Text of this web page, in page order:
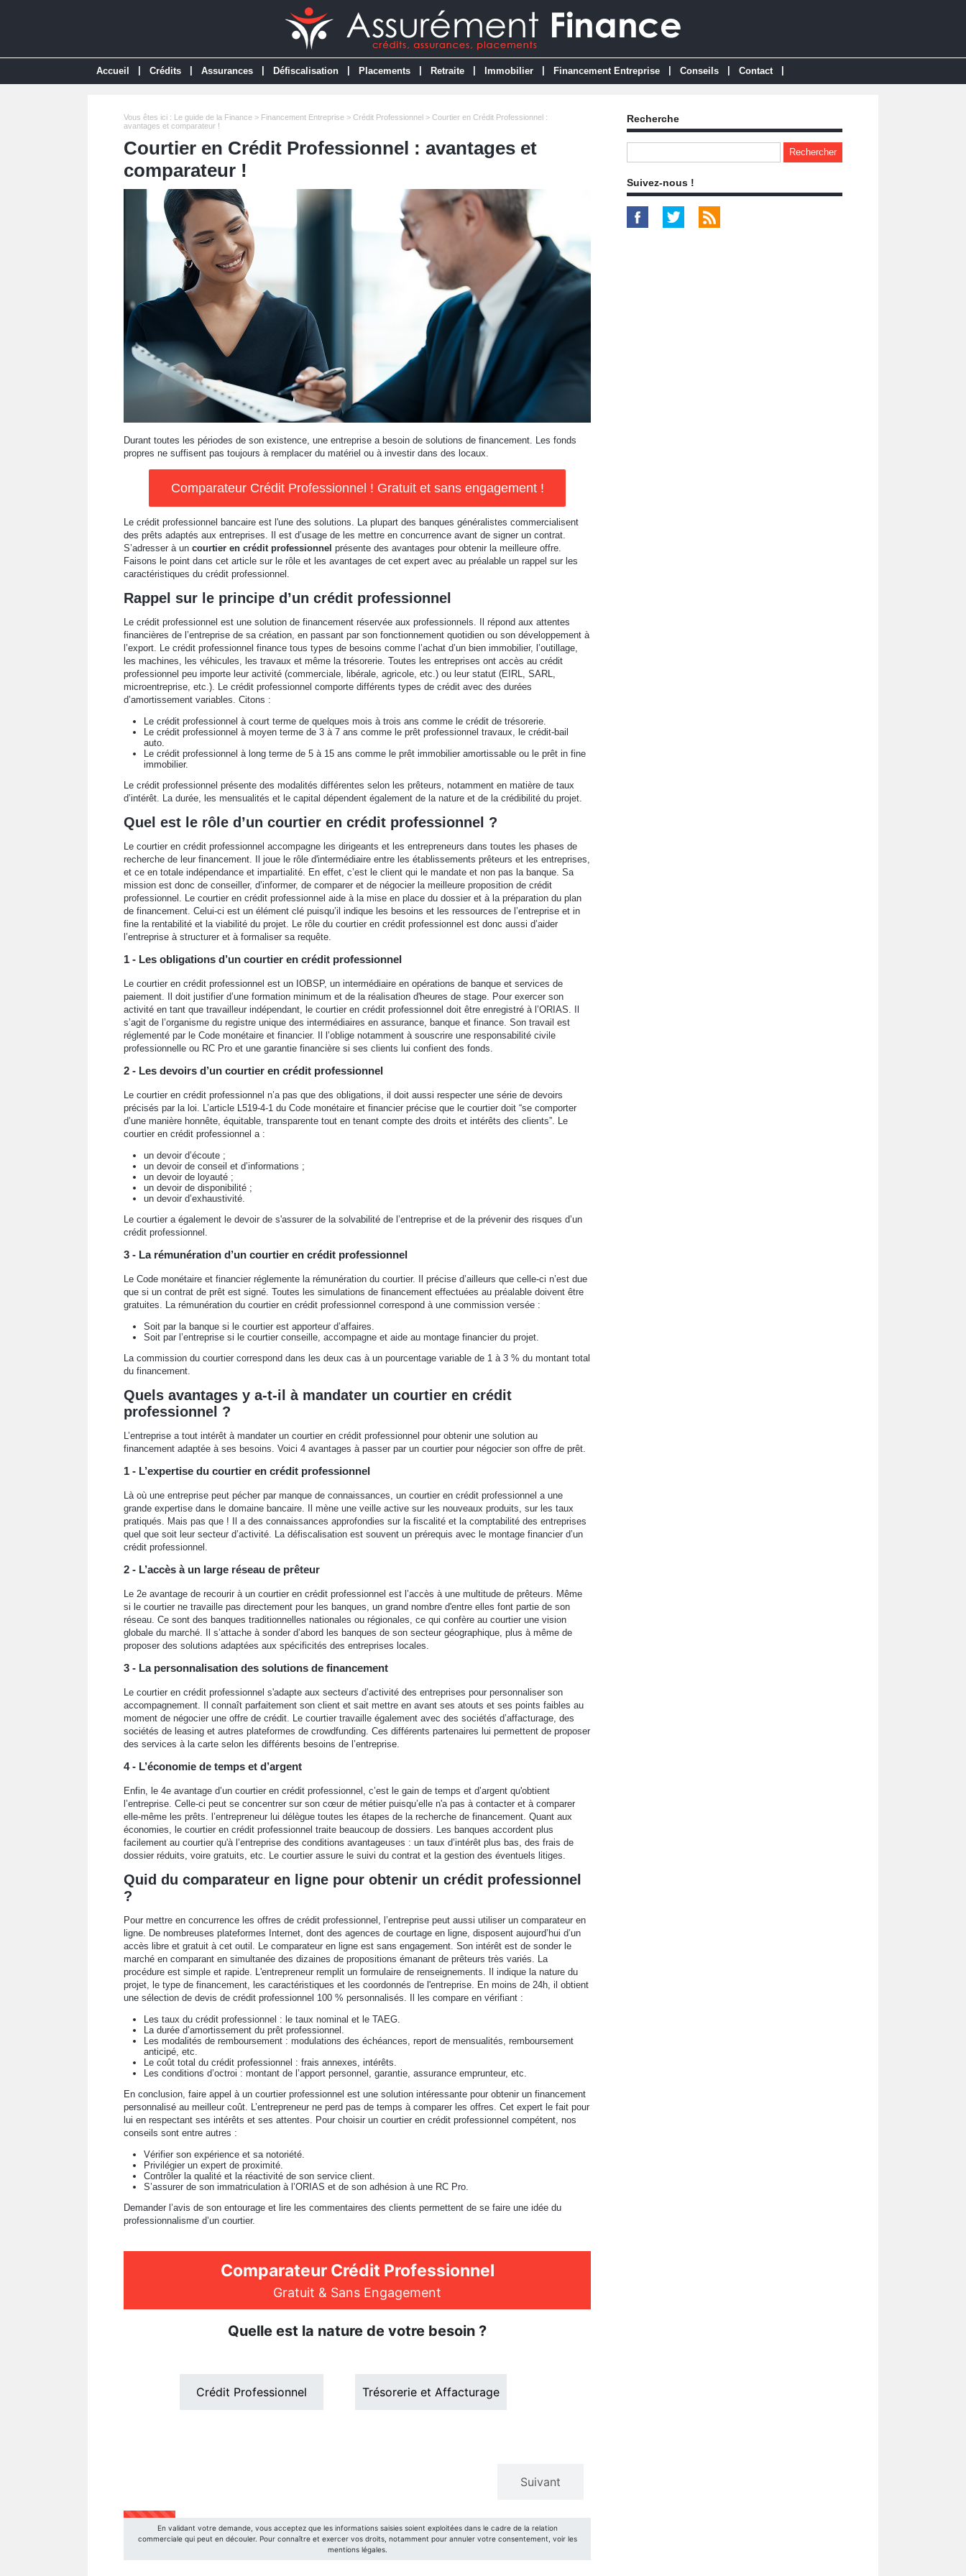
Accueil Crédits Assurances Défiscalisation Placements Retraite Immobilier Financement Entreprise Conseils Contact
Vous êtes ici : Le guide de la Finance > Financement Entreprise > Crédit Professionnel > Courtier en Crédit Professionnel :
avantages et comparateur !
Courtier en Crédit Professionnel : avantages et
comparateur !
Durant toutes les périodes de son existence, une entreprise a besoin de solutions de financement. Les fonds
propres ne suffisent pas toujours à remplacer du matériel ou à investir dans des locaux.
Comparateur Crédit Professionnel ! Gratuit et sans engagement !
Le crédit professionnel bancaire est l'une des solutions. La plupart des banques généralistes commercialisent
des prêts adaptés aux entreprises. Il est d’usage de les mettre en concurrence avant de signer un contrat.
S’adresser à un courtier en crédit professionnel présente des avantages pour obtenir la meilleure offre.
Faisons le point dans cet article sur le rôle et les avantages de cet expert avec au préalable un rappel sur les
caractéristiques du crédit professionnel.
Rappel sur le principe d’un crédit professionnel
Le crédit professionnel est une solution de financement réservée aux professionnels. Il répond aux attentes
financières de l’entreprise de sa création, en passant par son fonctionnement quotidien ou son développement à
l’export. Le crédit professionnel finance tous types de besoins comme l’achat d’un bien immobilier, l’outillage,
les machines, les véhicules, les travaux et même la trésorerie. Toutes les entreprises ont accès au crédit
professionnel peu importe leur activité (commerciale, libérale, agricole, etc.) ou leur statut (EIRL, SARL,
microentreprise, etc.). Le crédit professionnel comporte différents types de crédit avec des durées
d’amortissement variables. Citons :
Le crédit professionnel à court terme de quelques mois à trois ans comme le crédit de trésorerie.
Le crédit professionnel à moyen terme de 3 à 7 ans comme le prêt professionnel travaux, le crédit-bail
auto.
Le crédit professionnel à long terme de 5 à 15 ans comme le prêt immobilier amortissable ou le prêt in fine
immobilier.
Le crédit professionnel présente des modalités différentes selon les prêteurs, notamment en matière de taux
d’intérêt. La durée, les mensualités et le capital dépendent également de la nature et de la crédibilité du projet.
Quel est le rôle d’un courtier en crédit professionnel ?
Le courtier en crédit professionnel accompagne les dirigeants et les entrepreneurs dans toutes les phases de
recherche de leur financement. Il joue le rôle d'intermédiaire entre les établissements prêteurs et les entreprises,
et ce en totale indépendance et impartialité. En effet, c’est le client qui le mandate et non pas la banque. Sa
mission est donc de conseiller, d’informer, de comparer et de négocier la meilleure proposition de crédit
professionnel. Le courtier en crédit professionnel aide à la mise en place du dossier et à la préparation du plan
de financement. Celui-ci est un élément clé puisqu’il indique les besoins et les ressources de l’entreprise et in
fine la rentabilité et la viabilité du projet. Le rôle du courtier en crédit professionnel est donc aussi d’aider
l’entreprise à structurer et à formaliser sa requête.
1 - Les obligations d’un courtier en crédit professionnel
Le courtier en crédit professionnel est un IOBSP, un intermédiaire en opérations de banque et services de
paiement. Il doit justifier d’une formation minimum et de la réalisation d'heures de stage. Pour exercer son
activité en tant que travailleur indépendant, le courtier en crédit professionnel doit être enregistré à l’ORIAS. Il
s’agit de l’organisme du registre unique des intermédiaires en assurance, banque et finance. Son travail est
réglementé par le Code monétaire et financier. Il l’oblige notamment à souscrire une responsabilité civile
professionnelle ou RC Pro et une garantie financière si ses clients lui confient des fonds.
2 - Les devoirs d’un courtier en crédit professionnel
Le courtier en crédit professionnel n’a pas que des obligations, il doit aussi respecter une série de devoirs
précisés par la loi. L’article L519-4-1 du Code monétaire et financier précise que le courtier doit “se comporter
d’une manière honnête, équitable, transparente tout en tenant compte des droits et intérêts des clients”. Le
courtier en crédit professionnel a :
un devoir d’écoute ;
un devoir de conseil et d’informations ;
un devoir de loyauté ;
un devoir de disponibilité ;
un devoir d’exhaustivité.
Le courtier a également le devoir de s'assurer de la solvabilité de l’entreprise et de la prévenir des risques d’un
crédit professionnel.
3 - La rémunération d’un courtier en crédit professionnel
Le Code monétaire et financier réglemente la rémunération du courtier. Il précise d’ailleurs que celle-ci n’est due
que si un contrat de prêt est signé. Toutes les simulations de financement effectuées au préalable doivent être
gratuites. La rémunération du courtier en crédit professionnel correspond à une commission versée :
Soit par la banque si le courtier est apporteur d’affaires.
Soit par l’entreprise si le courtier conseille, accompagne et aide au montage financier du projet.
La commission du courtier correspond dans les deux cas à un pourcentage variable de 1 à 3 % du montant total
du financement.
Quels avantages y a-t-il à mandater un courtier en crédit
professionnel ?
L’entreprise a tout intérêt à mandater un courtier en crédit professionnel pour obtenir une solution au
financement adaptée à ses besoins. Voici 4 avantages à passer par un courtier pour négocier son offre de prêt.
1 - L’expertise du courtier en crédit professionnel
Là où une entreprise peut pécher par manque de connaissances, un courtier en crédit professionnel a une
grande expertise dans le domaine bancaire. Il mène une veille active sur les nouveaux produits, sur les taux
pratiqués. Mais pas que ! Il a des connaissances approfondies sur la fiscalité et la comptabilité des entreprises
quel que soit leur secteur d’activité. La défiscalisation est souvent un prérequis avec le montage financier d’un
crédit professionnel.
2 - L’accès à un large réseau de prêteur
Le 2e avantage de recourir à un courtier en crédit professionnel est l’accès à une multitude de prêteurs. Même
si le courtier ne travaille pas directement pour les banques, un grand nombre d'entre elles font partie de son
réseau. Ce sont des banques traditionnelles nationales ou régionales, ce qui confère au courtier une vision
globale du marché. Il s’attache à sonder d’abord les banques de son secteur géographique, plus à même de
proposer des solutions adaptées aux spécificités des entreprises locales.
3 - La personnalisation des solutions de financement
Le courtier en crédit professionnel s'adapte aux secteurs d’activité des entreprises pour personnaliser son
accompagnement. Il connaît parfaitement son client et sait mettre en avant ses atouts et ses points faibles au
moment de négocier une offre de crédit. Le courtier travaille également avec des sociétés d’affacturage, des
sociétés de leasing et autres plateformes de crowdfunding. Ces différents partenaires lui permettent de proposer
des services à la carte selon les différents besoins de l’entreprise.
4 - L’économie de temps et d’argent
Enfin, le 4e avantage d’un courtier en crédit professionnel, c’est le gain de temps et d’argent qu'obtient
l’entreprise. Celle-ci peut se concentrer sur son cœur de métier puisqu’elle n'a pas à contacter et à comparer
elle-même les prêts. l’entrepreneur lui délègue toutes les étapes de la recherche de financement. Quant aux
économies, le courtier en crédit professionnel traite beaucoup de dossiers. Les banques accordent plus
facilement au courtier qu'à l’entreprise des conditions avantageuses : un taux d’intérêt plus bas, des frais de
dossier réduits, voire gratuits, etc. Le courtier assure le suivi du contrat et la gestion des éventuels litiges.
Quid du comparateur en ligne pour obtenir un crédit professionnel
?
Pour mettre en concurrence les offres de crédit professionnel, l’entreprise peut aussi utiliser un comparateur en
ligne. De nombreuses plateformes Internet, dont des agences de courtage en ligne, disposent aujourd’hui d’un
accès libre et gratuit à cet outil. Le comparateur en ligne est sans engagement. Son intérêt est de sonder le
marché en comparant en simultanée des dizaines de propositions émanant de prêteurs très variés. La
procédure est simple et rapide. L'entrepreneur remplit un formulaire de renseignements. Il indique la nature du
projet, le type de financement, les caractéristiques et les coordonnés de l'entreprise. En moins de 24h, il obtient
une sélection de devis de crédit professionnel 100 % personnalisés. Il les compare en vérifiant :
Les taux du crédit professionnel : le taux nominal et le TAEG.
La durée d’amortissement du prêt professionnel.
Les modalités de remboursement : modulations des échéances, report de mensualités, remboursement
anticipé, etc.
Le coût total du crédit professionnel : frais annexes, intérêts.
Les conditions d’octroi : montant de l’apport personnel, garantie, assurance emprunteur, etc.
En conclusion, faire appel à un courtier professionnel est une solution intéressante pour obtenir un financement
personnalisé au meilleur coût. L’entrepreneur ne perd pas de temps à comparer les offres. Cet expert le fait pour
lui en respectant ses intérêts et ses attentes. Pour choisir un courtier en crédit professionnel compétent, nos
conseils sont entre autres :
Vérifier son expérience et sa notoriété.
Privilégier un expert de proximité.
Contrôler la qualité et la réactivité de son service client.
S’assurer de son immatriculation à l’ORIAS et de son adhésion à une RC Pro.
Demander l’avis de son entourage et lire les commentaires des clients permettent de se faire une idée du
professionnalisme d’un courtier.
Recherche
Suivez-nous !